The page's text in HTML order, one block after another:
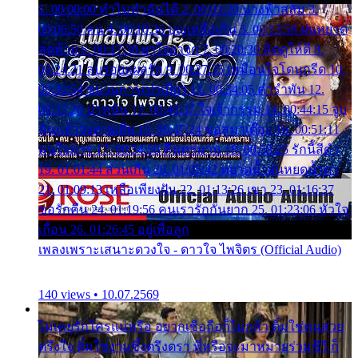
1. 00:00:00 ทำไมทำฉันได้ 2. 00:03:20 นางฟ้าสลัม 3.
00:06:50 คน 4. 00:10:36 บุญเหลือเกิน 5. 00:13:58 ฝนหยาด
สุดท้าย 6. 00:17:30 ยาใจยาจก 7. 00:20:30 คิดดูให้ดี 8.
00:24:21 ลบรอยแผลรัก 9. 00:27:35 เหมือนใจโดนกรีด 10.
00:30:54 ขบวนการเปาเปียว 11. 00:34:05 คำรำพัน 12.
00:37:20 ปาหนัน 13. 00:40:37 ใจเจ้ากรรม 14. 00:44:15 จูบ
ฉันแล้วจงตายเสีย 15. 00:47:24 ขอสูมาเต๊อะ 16. 00:51:11
คนใจมาร 17. 00:54:50 คืนทรมาน 18. 00:58:25 รักนี้สีดำ
19. 01:01:44 ส่วนเกิน 20. 01:05:42 หยาดน้ำฝนหยดน้ำตา
21. 01:09:13 เหลือเพียงฝัน 22. 01:13:26 เขา 23. 01:16:37
ขอรักคืน 24. 01:19:56 คนเรารักกันยาก 25. 01:23:06 หัวใจ
เถื่อน 26. 01:26:45 อยู่เพื่อลูก
เพลงเพราะเสนาะดวงใจ - ดาวใจ ไพจิตร (Official Audio)
140 views • 10.07.2569
ไม่เคยรักใครแน่หรือ อยากเชื่อถือก็ไม่กล้า ติ๋มใช่คนสวย
ตรึงใจ ติ๋มใช่งามซึ้งตรึงตรา พี่หรือจะมาหมายร่วมชีวี ก็